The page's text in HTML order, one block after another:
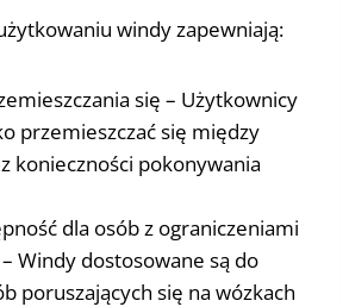
windy zapewniają:
się – Użytkownicy
przemieszczać się między
konieczności pokonywania
dla osób z ograniczeniami
Windy dostosowane są do
poruszających się na wózkach